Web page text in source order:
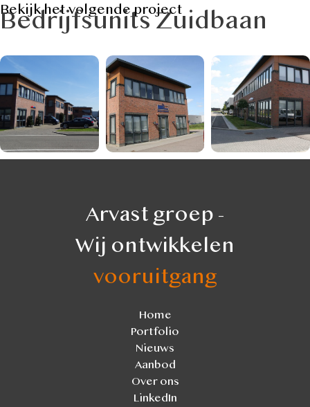
Bekijk het volgende project
Bedrijfsunits Zuidbaan
Arvast groep -
Wij ontwikkelen
vooruitgang
Home
Portfolio
Nieuws
Aanbod
Over ons
LinkedIn